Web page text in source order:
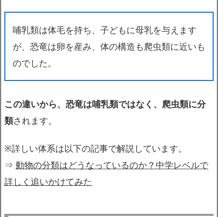
哺乳類は体毛を持ち、子どもに母乳を与えます
が、恐竜は卵を産み、体の構造も爬虫類に近いも
のでした。
この違いから、恐竜は哺乳類ではなく、爬虫類に分
類されます。
※詳しい体系は以下の記事で解説しています。
⇒ 動物の分類はどうなっているのか？中学レベルで
詳しく追いかけてみた